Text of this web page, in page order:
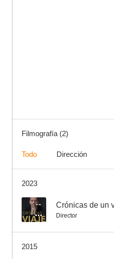
Filmografía (2)
Todo Dirección
2023
-- Crónicas de un
Director
2015